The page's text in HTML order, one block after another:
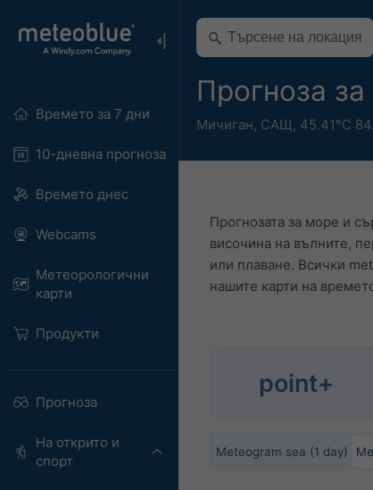
Времето за 7 дни
10-дневна прогноза
Времето днес
Webcams
Метеорологични
карти
Продукти
Прогноза
На открито и
спорт
Прогноза
Мичиган, САЩ , 45.41°С
Прогнозата за море и
височина на вълните,
или плаване. Всички
нашите карти на
point+
Meteogram sea (1 day)